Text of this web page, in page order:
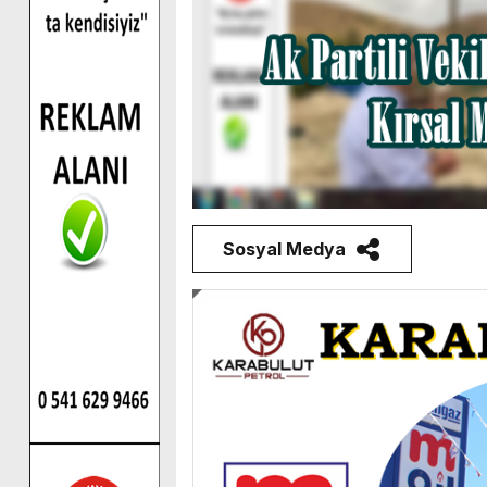
Sosyal Medya